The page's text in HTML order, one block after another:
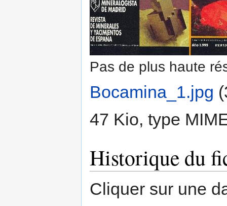
Pas de plus haute
Bocamina_1.jpg
47 Kio, type
Historique du
Cliquer sur une